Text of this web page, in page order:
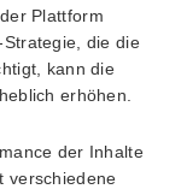
Plattform
die die
kann die
erhöhen.
der Inhalte
verschiedene